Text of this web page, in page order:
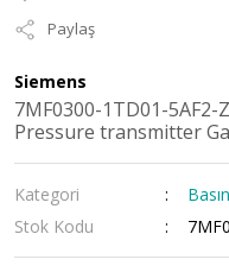
Paylaş
Siemens
7MF0300-1TD01-5AF2-
Pressure transmitter
Kategori
Stok Kodu